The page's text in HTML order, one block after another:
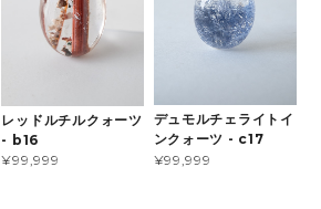
レッドルチルクォーツ
- b16
¥99,999
デュモルチェライトイ
ンクォーツ - c17
¥99,999